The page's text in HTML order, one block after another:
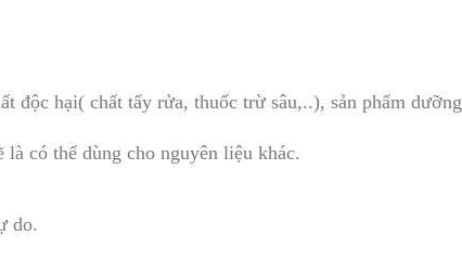
độc hại( chất tẩy rửa, thuốc trừ sâu,..), sản phẩm dưỡng
có thể dùng cho nguyên liệu khác.
do.